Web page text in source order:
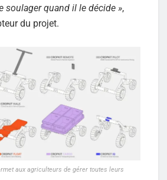
soulager quand il le décide »,
du projet.
aux agriculteurs de gérer toutes leurs